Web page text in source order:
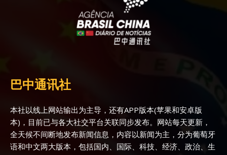
巴中通讯社
本社以线上网站输出为主导，还有APP版本(苹果和安卓版
本)，目前已与各大社交平台关联同步发布。网站每天更新，
全天候不间断地发布新闻信息，内容以新闻为主，分为葡萄牙
语和中文两大版本，包括国内、国际、科技、经济、政治、生